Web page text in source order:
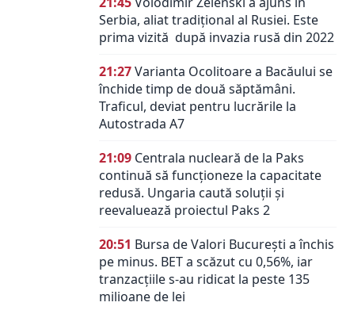
Serbia, aliat tradiţional al Rusiei. Este
prima vizită după invazia rusă din 2022
21:27Varianta Ocolitoare a Bacăului se
închide timp de două săptămâni.
Traficul, deviat pentru lucrările la
Autostrada A7
21:09 Centrala nucleară de la Paks
continuă să funcționeze la capacitate
redusă. Ungaria caută soluții și
reevaluează proiectul Paks 2
20:51 Bursa de Valori București a închis
pe minus. BET a scăzut cu 0,56%, iar
tranzacțiile s-au ridicat la peste 135
milioane de lei